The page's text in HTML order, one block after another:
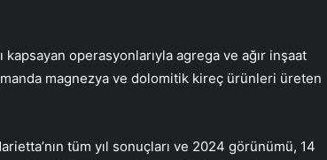
operasyonlarıyla agrega ve ağır inşaat
magnezya ve dolomitik kireç ürünleri üreten
tüm yıl sonuçları ve 2024 görünümü, 14